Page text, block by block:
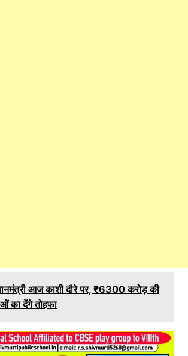
आज काशी दौरे पर, ₹6300 करोड़ की
का देंगे तोहफा